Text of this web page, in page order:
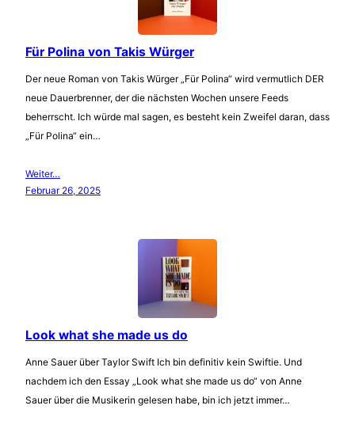
Für Polina von Takis Würger
Der neue Roman von Takis Würger „Für Polina“ wird vermutlich DER
neue Dauerbrenner, der die nächsten Wochen unsere Feeds
beherrscht. Ich würde mal sagen, es besteht kein Zweifel daran, dass
„Für Polina“ ein…
Weiter…
Februar 26, 2025
Look what she made us do
Anne Sauer über Taylor Swift Ich bin definitiv kein Swiftie. Und
nachdem ich den Essay „Look what she made us do“ von Anne
Sauer über die Musikerin gelesen habe, bin ich jetzt immer…